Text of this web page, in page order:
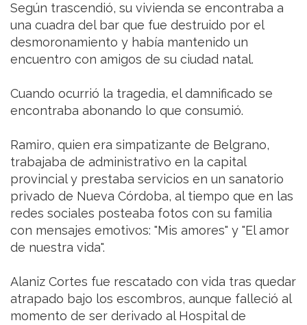
Según trascendió, su vivienda se encontraba a
una cuadra del bar que fue destruido por el
desmoronamiento y había mantenido un
encuentro con amigos de su ciudad natal.
Cuando ocurrió la tragedia, el damnificado se
encontraba abonando lo que consumió.
Ramiro, quien era simpatizante de Belgrano,
trabajaba de administrativo en la capital
provincial y prestaba servicios en un sanatorio
privado de Nueva Córdoba, al tiempo que en las
redes sociales posteaba fotos con su familia
con mensajes emotivos: "Mis amores" y "El amor
de nuestra vida".
Alaniz Cortes fue rescatado con vida tras quedar
atrapado bajo los escombros, aunque falleció al
momento de ser derivado al Hospital de